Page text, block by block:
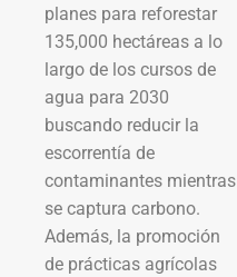
planes para reforestar
135,000 hectáreas a lo
largo de los cursos de
agua para 2030
buscando reducir la
escorrentía de
contaminantes mientras
se captura carbono.
Además, la promoción
de prácticas agrícolas